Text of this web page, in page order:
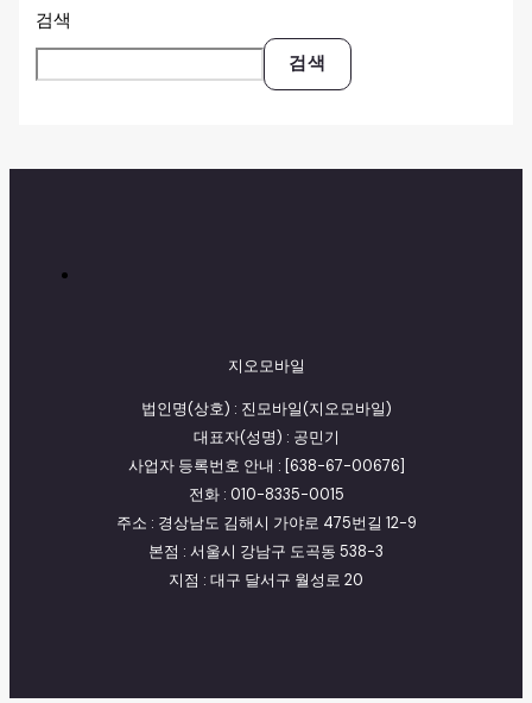
검색
검색
지오모바일
법인명(상호) : 진모바일(지오모바일)
대표자(성명) : 공민기
사업자 등록번호 안내 : [638-67-00676]
전화 : 010-8335-0015
주소 : 경상남도 김해시 가야로 475번길 12-9
본점 : 서울시 강남구 도곡동 538-3
지점 : 대구 달서구 월성로 20